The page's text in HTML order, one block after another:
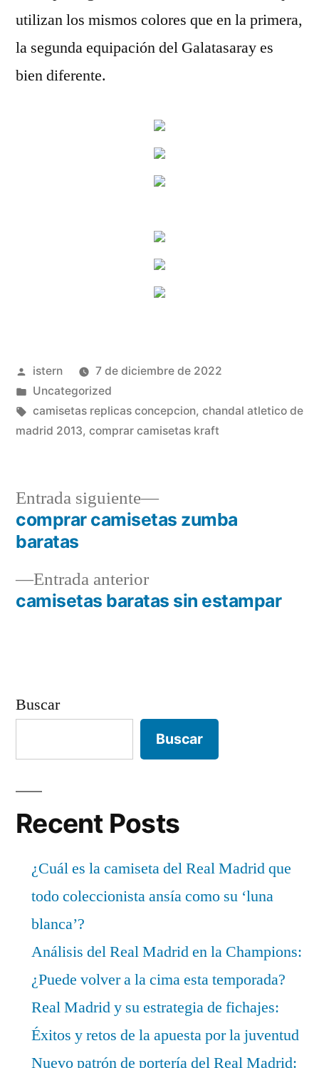
utilizan los mismos colores que en la primera,
la segunda equipación del Galatasaray es
bien diferente.
Publicado
por
istern
7 de diciembre de 2022
Publicado
en
Uncategorized
Etiquetas:
camisetas replicas concepcion, chandal atletico de
madrid 2013, comprar camisetas kraft
Navegación
entradas
Entrada anteriorEntrada
anterior:
camisetas baratas sin estampar
Entrada siguiente
Entrada
siguiente:
comprar camisetas zumba
baratas
Buscar
Buscar
Recent Posts
¿Cuál es la camiseta del Real Madrid que
todo coleccionista ansía como su ‘luna
blanca’?
Análisis del Real Madrid en la Champions:
¿Puede volver a la cima esta temporada?
Real Madrid y su estrategia de fichajes:
Éxitos y retos de la apuesta por la juventud
Nuevo patrón de portería del Real Madrid: